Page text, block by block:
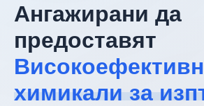
Ангажирани да
предоставят
химикали за